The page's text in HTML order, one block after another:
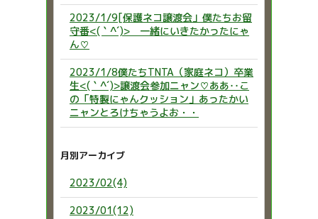
2023/1/9[保護ネコ譲渡会」僕たちお留
守番<(｀^´)> 一緒にいきたかったにゃ
ん♡
2023/1/8僕たちTNTA（家庭ネコ）卒業
生<(｀^´)>譲渡会参加ニャン♡ああ‥こ
の「特製にゃんクッション」あったかい
ニャンとろけちゃうよお・・
月別アーカイブ
2023/02(4)
2023/01(12)